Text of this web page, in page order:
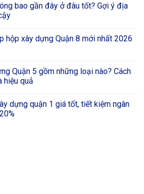
bao gần đây ở đâu tốt? Gợi ý địa
hộp xây dựng Quận 8 mới nhất 2026
Quận 5 gồm những loại nào? Cách
hiệu quả
dựng quận 1 giá tốt, tiết kiệm ngân